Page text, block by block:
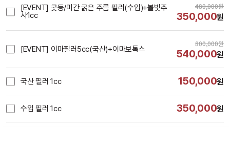
[EVENT] 콧등/미간 굵은 주름 필러(수입)+볼빛주
사1cc
480,000원
350,000원
[EVENT] 이마필러5cc(국산)+이마보톡스
800,000원
540,000원
국산 필러 1cc 150,000원
수입 필러 1cc 350,000원